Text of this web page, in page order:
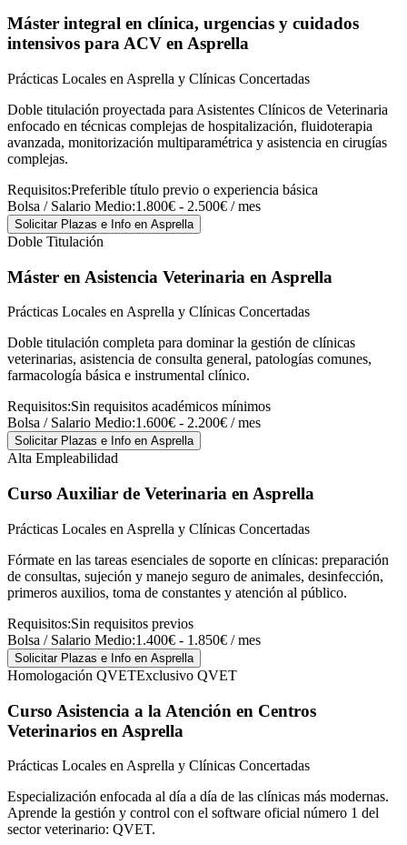
Máster integral en clínica, urgencias y cuidados
intensivos para ACV en Asprella
Prácticas Locales en Asprella y Clínicas Concertadas
Doble titulación proyectada para Asistentes Clínicos de Veterinaria
enfocado en técnicas complejas de hospitalización, fluidoterapia
avanzada, monitorización multiparamétrica y asistencia en cirugías
complejas.
Requisitos:Preferible título previo o experiencia básica
Bolsa / Salario Medio:1.800€ - 2.500€ / mes
Solicitar Plazas e Info en Asprella
Doble Titulación
Máster en Asistencia Veterinaria en Asprella
Prácticas Locales en Asprella y Clínicas Concertadas
Doble titulación completa para dominar la gestión de clínicas
veterinarias, asistencia de consulta general, patologías comunes,
farmacología básica e instrumental clínico.
Requisitos:Sin requisitos académicos mínimos
Bolsa / Salario Medio:1.600€ - 2.200€ / mes
Solicitar Plazas e Info en Asprella
Alta Empleabilidad
Curso Auxiliar de Veterinaria en Asprella
Prácticas Locales en Asprella y Clínicas Concertadas
Fórmate en las tareas esenciales de soporte en clínicas: preparación
de consultas, sujeción y manejo seguro de animales, desinfección,
primeros auxilios, toma de constantes y atención al público.
Requisitos:Sin requisitos previos
Bolsa / Salario Medio:1.400€ - 1.850€ / mes
Solicitar Plazas e Info en Asprella
Homologación QVETExclusivo QVET
Curso Asistencia a la Atención en Centros
Veterinarios en Asprella
Prácticas Locales en Asprella y Clínicas Concertadas
Especialización enfocada al día a día de las clínicas más modernas.
Aprende la gestión y control con el software oficial número 1 del
sector veterinario: QVET.